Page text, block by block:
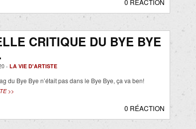
0 RÉACTION
CRITIQUE DU BYE BYE
- LA VIE D'ARTISTE
du Bye Bye n’était pas dans le Bye Bye, ça va ben!
>>
0 RÉACTION